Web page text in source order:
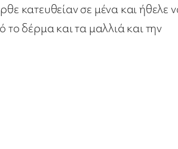
κατευθείαν σε μένα και ήθελε
δέρμα και τα μαλλιά και την